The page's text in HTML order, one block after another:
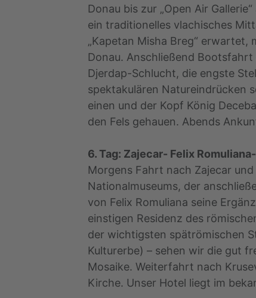
Donau bis zur „Open Air
ein traditionelles vlachisches
„Kapetan Misha Breg“ erwartet,
Donau. Anschließend
Djerdap-Schlucht, die engste
spektakulären Natureindrücken
einen und der Kopf König
den Fels gehauen. Abends
6. Tag: Zajecar- Felix
Morgens Fahrt nach Zajecar und
Nationalmuseums, der
von Felix Romuliana seine
einstigen Residenz des
der wichtigsten spätrömischen
Kulturerbe) – sehen wir die gut
Mosaike. Weiterfahrt nach
Kirche. Unser Hotel liegt im